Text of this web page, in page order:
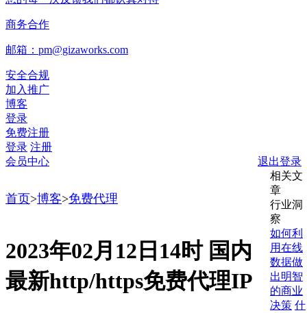
商务合作
邮箱：pm@gizaworks.com
安全合规
加入推广
博客
登录
免费注册
登录 注册
会员中心
退出登录
首页>博客>免费代理
2023年02月12日14时 国内
最新http/https免费代理IP
相关文
章
行业洞
察
如何利
用在线
数据做
出明智
的商业
决策 什